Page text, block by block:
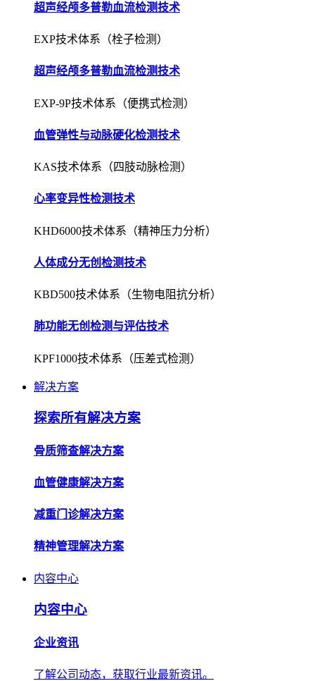
超声经颅多普勒血流检测技术
EXP技术体系（栓子检测）
超声经颅多普勒血流检测技术
EXP-9P技术体系（便携式检测）
血管弹性与动脉硬化检测技术
KAS技术体系（四肢动脉检测）
心率变异性检测技术
KHD6000技术体系（精神压力分析）
人体成分无创检测技术
KBD500技术体系（生物电阻抗分析）
肺功能无创检测与评估技术
KPF1000技术体系（压差式检测）
解决方案
探索所有解决方案
骨质筛查解决方案
血管健康解决方案
减重门诊解决方案
精神管理解决方案
内容中心
内容中心
企业资讯
了解公司动态，获取行业最新资讯。